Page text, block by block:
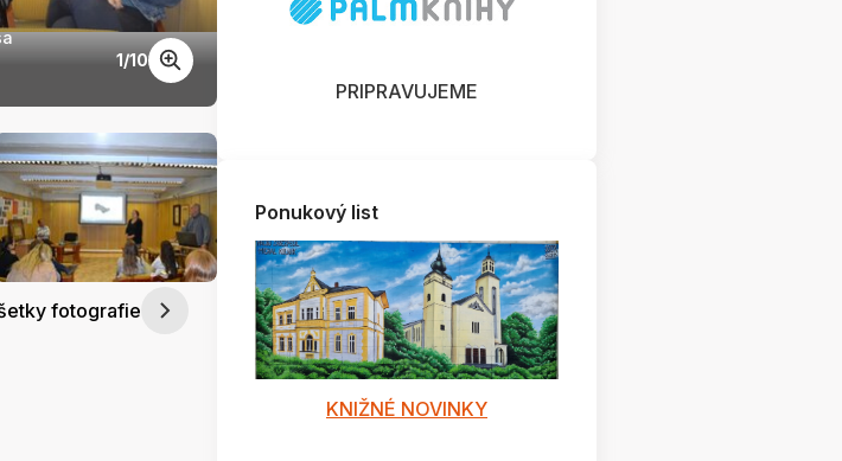
1/10
fotografie
PRIPRAVUJEME
Ponukový list
KNIŽNÉ NOVINKY